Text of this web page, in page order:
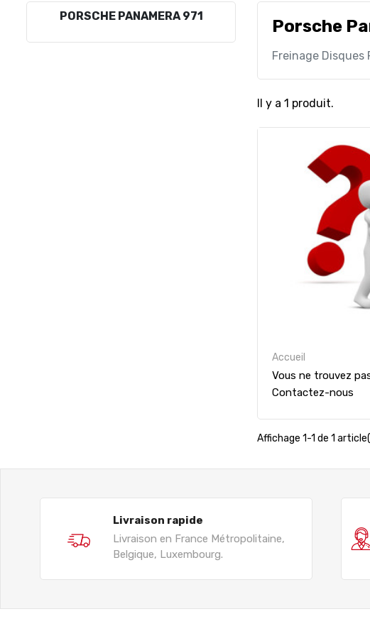
PORSCHE PANAMERA 971
Porsche
Freinage Disques
Il y a 1 produit.
Accueil
Vous ne trouvez
Contactez-nous
Affichage 1-1 de 1
Livraison rapide
Livraison en France Métropolitaine,
Belgique, Luxembourg.